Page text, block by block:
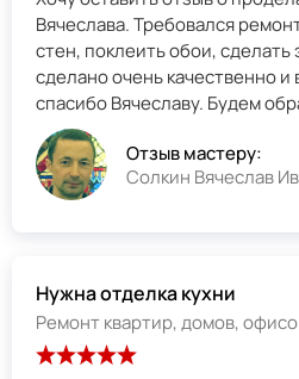
Вячеслава. Требовался
стен, поклеить обои, сделать
сделано очень качественно и в срок.
спасибо Вячеславу. Будем
Отзыв мастеру:
Солкин Вячеслав
Нужна отделка кухни
Ремонт квартир, домов,